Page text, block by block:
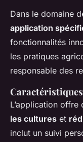
Dans le domaine
application
fonctionnalités
les pratiques
responsable des
L’application
les cultures et
inclut un suivi